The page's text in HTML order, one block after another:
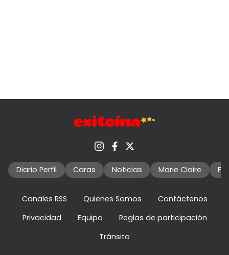
Diario Perfil Caras Noticias Marie Claire
Canales RSS Quienes Somos
Contáctenos
Privacidad
Equipo
Reglas de participación
Tránsito